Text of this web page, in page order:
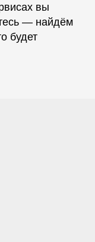
вы
— найдём
будет